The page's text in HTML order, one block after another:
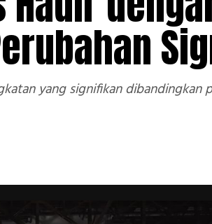
yang signifikan dibandingkan